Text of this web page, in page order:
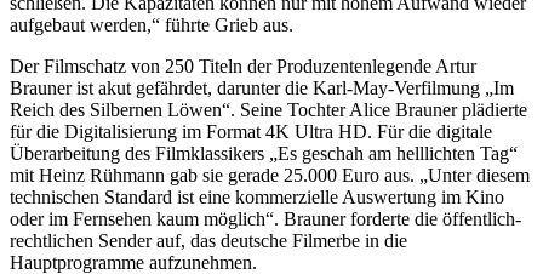
aufgebaut werden,“ führte Grieb aus.
Der Filmschatz von 250 Titeln der Produzentenlegende Artur
Brauner ist akut gefährdet, darunter die Karl-May-Verfilmung „Im
Reich des Silbernen Löwen“. Seine Tochter Alice Brauner plädierte
für die Digitalisierung im Format 4K Ultra HD. Für die digitale
Überarbeitung des Filmklassikers „Es geschah am helllichten Tag“
mit Heinz Rühmann gab sie gerade 25.000 Euro aus. „Unter diesem
technischen Standard ist eine kommerzielle Auswertung im Kino
oder im Fernsehen kaum möglich“. Brauner forderte die öffentlich-
rechtlichen Sender auf, das deutsche Filmerbe in die
Hauptprogramme aufzunehmen.